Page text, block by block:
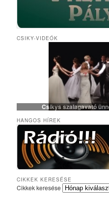
CSIKY-VIDEÓK
Csikys szalagavató
Vallásos örökségünk –
Csiky Gergely Főgimnázium
„Aranyhaj” – a XI.
Röplabda-siker a
Elemisták játékos
Algyógyi hétvégén
AradiIskolai
Karaoke!!!
Csiky – A mi
„Gyere a Csikybe!” –
A Csiky énekkarának
A karácsony,
Mikulásjárás a Csikyben
Túl a színfalakon –
HANGOS HÍREK
CIKKEK KERESÉSE
Cikkek keresése